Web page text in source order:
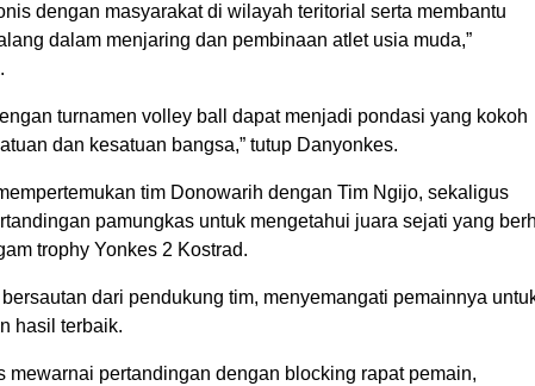
dengan masyarakat di wilayah teritorial serta membantu
dalam menjaring dan pembinaan atlet usia muda,”
turnamen volley ball dapat menjadi pondasi yang kokoh
dan kesatuan bangsa,” tutup Danyonkes.
tim Donowarih dengan Tim Ngijo, sekaligus
pamungkas untuk mengetahui juara sejati yang
trophy Yonkes 2 Kostrad.
dari pendukung tim, menyemangati pemainnya
hasil terbaik.
mewarnai pertandingan dengan blocking rapat pemain,